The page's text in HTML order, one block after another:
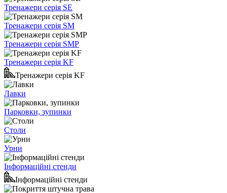
Тренажери серія SE
Тренажери серія SM
Тренажери серія SMP
Тренажери серія KF
Тренажери серія KF
Лавки
Парковки, зупинки
Столи
Урни
Інформаційні стенди
Інформаційні стенди